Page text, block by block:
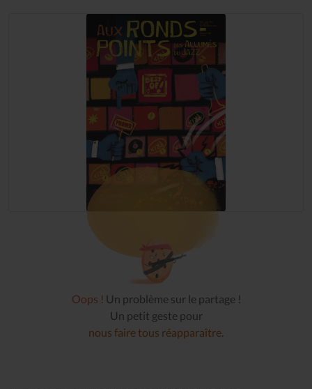
Oops ! Un problème sur le partage !
Un petit geste pour
nous faire tous réapparaître.